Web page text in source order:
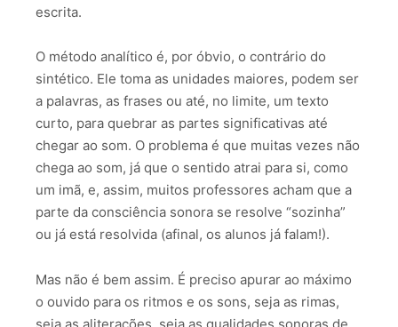
escrita.
O método analítico é, por óbvio, o contrário do
sintético. Ele toma as unidades maiores, podem ser
a palavras, as frases ou até, no limite, um texto
curto, para quebrar as partes significativas até
chegar ao som. O problema é que muitas vezes não
chega ao som, já que o sentido atrai para si, como
um imã, e, assim, muitos professores acham que a
parte da consciência sonora se resolve “sozinha”
ou já está resolvida (afinal, os alunos já falam!).
Mas não é bem assim. É preciso apurar ao máximo
o ouvido para os ritmos e os sons, seja as rimas,